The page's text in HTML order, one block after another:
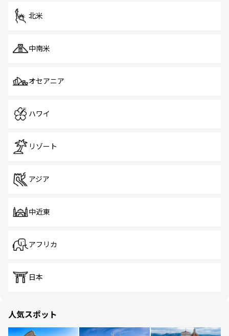
北米
中南米
オセアニア
ハワイ
リゾート
アジア
中近東
アフリカ
日本
人気スポット